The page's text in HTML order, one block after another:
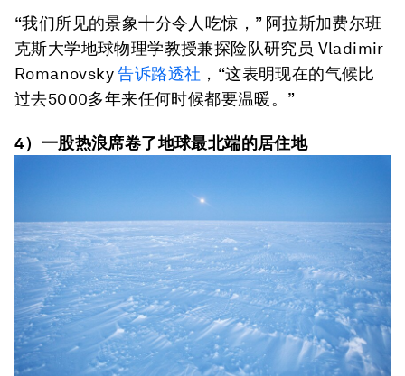
“我们所见的景象十分令人吃惊，” 阿拉斯加费尔班
克斯大学地球物理学教授兼探险队研究员 Vladimir
Romanovsky告诉路透社 ，“这表明现在的气候比
过去5000多年来任何时候都要温暖。”
4）一股热浪席卷了地球最北端的居住地